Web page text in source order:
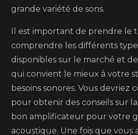
grande variété de sons.
Il est important de prendre le
comprendre les différents
disponibles sur le marché et
qui convient le mieux à votre
besoins sonores. Vous
pour obtenir des conseils sur
bon amplificateur pour votre
acoustique. Une fois que vous